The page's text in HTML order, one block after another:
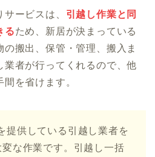
ービスは、 引越し作業と同
るため、新居が決まっている
の搬出、保管・管理、搬入ま
業者が行ってくれるので、他
を省けます。
提供している引越し業者を
な作業です。引越し一括